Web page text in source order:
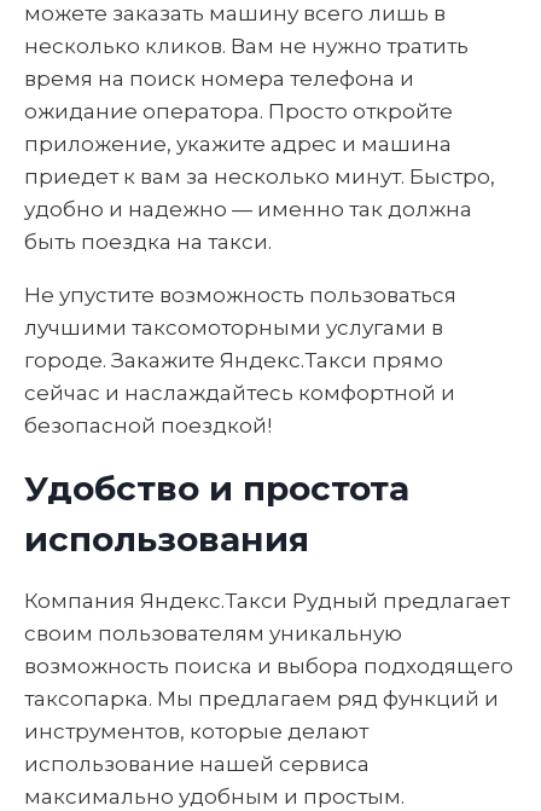
можете заказать машину всего лишь в
несколько кликов. Вам не нужно тратить
время на поиск номера телефона и
ожидание оператора. Просто откройте
приложение, укажите адрес и машина
приедет к вам за несколько минут. Быстро,
удобно и надежно — именно так должна
быть поездка на такси.
Не упустите возможность пользоваться
лучшими таксомоторными услугами в
городе. Закажите Яндекс.Такси прямо
сейчас и наслаждайтесь комфортной и
безопасной поездкой!
Удобство и простота
использования
Компания Яндекс.Такси Рудный предлагает
своим пользователям уникальную
возможность поиска и выбора подходящего
таксопарка. Мы предлагаем ряд функций и
инструментов, которые делают
использование нашей сервиса
максимально удобным и простым.